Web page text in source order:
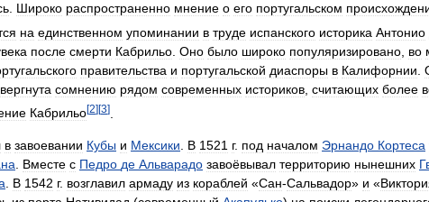
Широко распространенно мнение о его португальском
на единственном упоминании в труде испанского историка Антонио
после смерти Кабрильо Оно было широко популяризировано во
правительства и португальской диаспоры в Калифорнии
сомнению рядом современных историков считающих более
Кабрильо[2][3]
в завоевании Кубы и Мексики. В 1521 г. под началом Эрнандо Кортеса
. Вместе с Педро де Альварадо завоёвывал территорию нынешних
. В 1542 г. возглавил армаду из кораблей «Сан-Сальвадор» и «